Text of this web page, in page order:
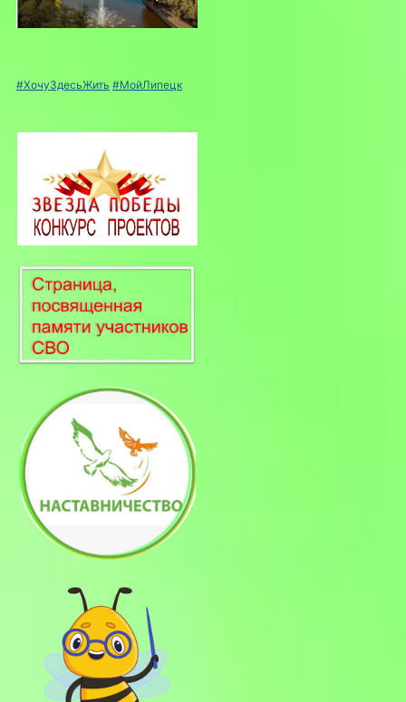
#ХочуЗдесьЖить #МойЛипецк